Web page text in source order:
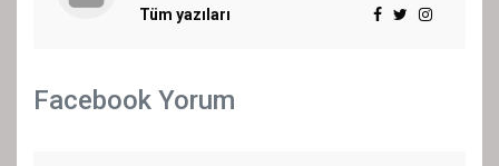
Tüm yazıları
Facebook Yorum